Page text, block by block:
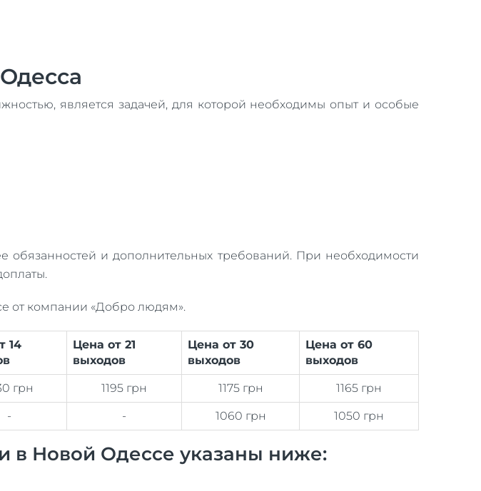
является задачей, для которой необходимы опыт и особые
обязанностей и дополнительных требований. При необходимости
от компании «Добро людям».
14
Цена от 21
выходов
Цена от 30
выходов
Цена от 60
выходов
грн 1195 грн 1175 грн 1165 грн
- - 1060 грн 1050 грн
в Новой Одессе указаны ниже: